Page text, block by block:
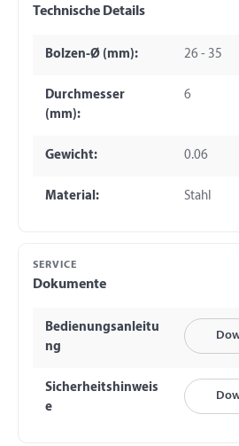
Technische Details
Bolzen-Ø (mm): 26 - 35
Durchmesser
(mm):
6
Gewicht: 0.06
Material: Stahl
SERVICE
Dokumente
Bedienungsanleitu
ng
Sicherheitshinweis
e